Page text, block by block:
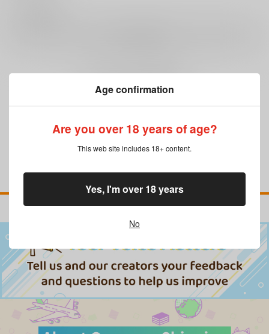
Age confirmation
Are you over 18 years of age?
This web site includes 18+ content.
No
Yes, I'm over 18 years